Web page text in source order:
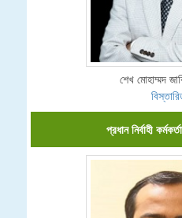
শেখ মোহাম্মদ
প্রধান নির্বাহী